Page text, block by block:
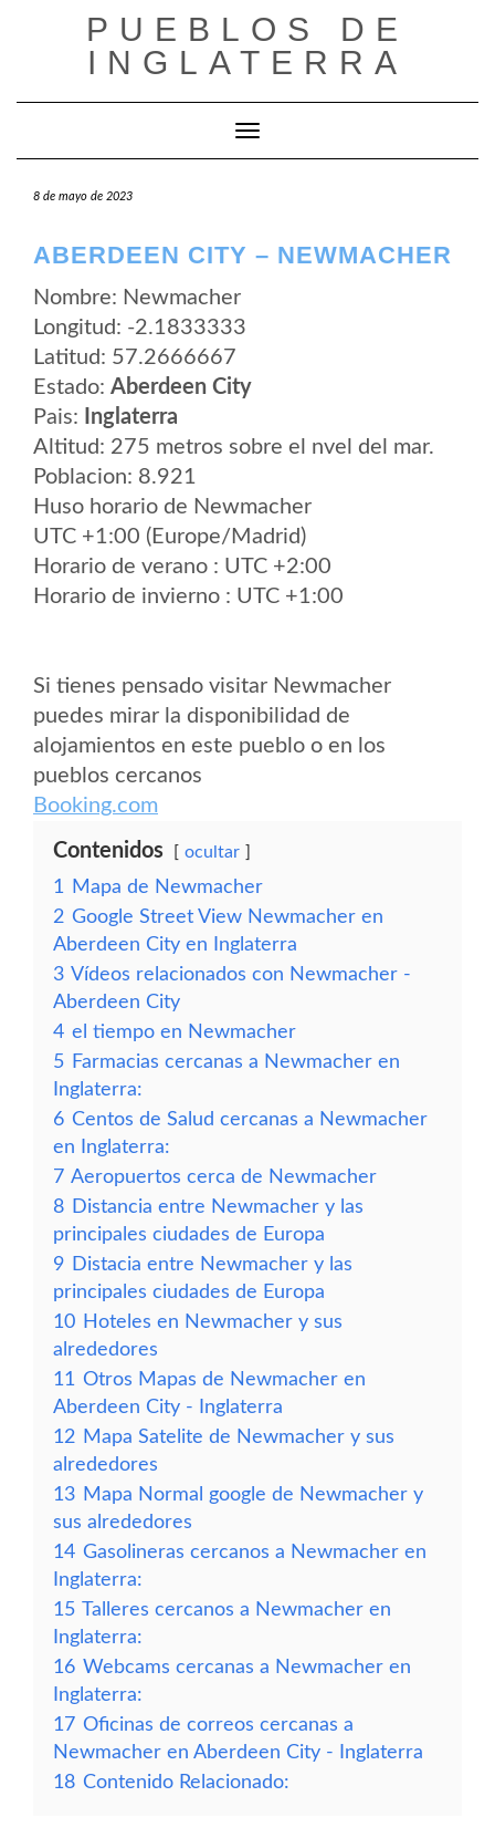
PUEBLOS DE
INGLATERRA
Cambiar modo de navegación
8 de mayo de 2023
ABERDEEN CITY – NEWMACHER
Nombre: Newmacher
Longitud: -2.1833333
Latitud: 57.2666667
Estado: Aberdeen City
Pais:
Inglaterra
Altitud: 275 metros sobre el nvel del mar.
Poblacion: 8.921
Huso horario de Newmacher
UTC +1:00 (Europe/Madrid)
Horario de verano : UTC +2:00
Horario de invierno : UTC +1:00
Si tienes pensado visitar Newmacher
puedes mirar la disponibilidad de
alojamientos en este pueblo o en los
pueblos cercanos
Booking.com
Contenidos ocultar
1
Mapa de Newmacher
2 Google Street View Newmacher en
Aberdeen City en Inglaterra
3 Vídeos relacionados con Newmacher -
Aberdeen City
4 el tiempo en Newmacher
5 Farmacias cercanas a Newmacher en
Inglaterra:
6 Centos de Salud cercanas a Newmacher
en Inglaterra:
7 Aeropuertos cerca de Newmacher
8 Distancia entre Newmacher y las
principales ciudades de Europa
9 Distacia entre Newmacher y las
principales ciudades de Europa
10 Hoteles en Newmacher y sus
alrededores
11 Otros Mapas de Newmacher en
Aberdeen City - Inglaterra
12 Mapa Satelite de Newmacher y sus
alrededores
13 Mapa Normal google de Newmacher y
sus alrededores
14 Gasolineras cercanos a Newmacher en
Inglaterra:
15 Talleres cercanos a Newmacher en
Inglaterra:
16 Webcams cercanas a Newmacher en
Inglaterra:
17 Oficinas de correos cercanas a
Newmacher en Aberdeen City - Inglaterra
18 Contenido Relacionado: